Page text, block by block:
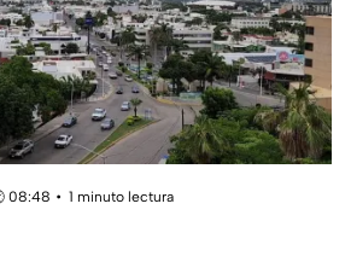
08:48
1 minuto lectura